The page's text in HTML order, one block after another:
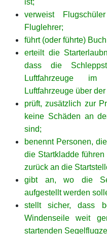
verweist
Fluglehrer;
führt (oder führte)
erteilt die
dass die
Luftfahrzeuge im
Luftfahrzeuge über
prüft, zusätzlich zur
keine Schäden an
sind;
benennt Personen,
die Startkladde
zurück an die
gibt an, wo die
aufgestellt werden
stellt sicher, dass
Windenseile weit
startenden